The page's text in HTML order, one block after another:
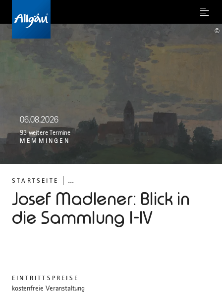
Menu
STARTSEITE ...
Josef Madlener: Blick in
die Sammlung I-IV
06.08.2026
93 weitere Termine
MEMMINGEN
©
EINTRITTSPREISE
kostenfreie Veranstaltung